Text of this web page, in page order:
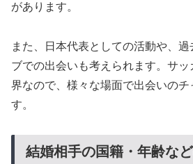
があります。
また、日本代表としての活動や、
ブでの出会いも考えられます。サ
界なので、様々な場面で出会いの
す。
結婚相手の国籍・年齢な